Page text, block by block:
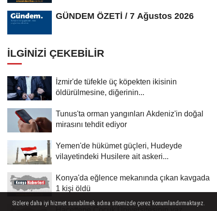
GÜNDEM ÖZETİ / 7 Ağustos 2026
İLGINIZI ÇEKEBILIR
İzmir'de tüfekle üç köpekten ikisinin
öldürülmesine, diğerinin...
Tunus'ta orman yangınları Akdeniz'in doğal
mirasını tehdit ediyor
Yemen'de hükümet güçleri, Hudeyde
vilayetindeki Husilere ait askeri...
Konya'da eğlence mekanında çıkan kavgada
1 kişi öldü
Sizlere daha iyi hizmet sunabilmek adına sitemizde çerez konumlandırmaktayız.